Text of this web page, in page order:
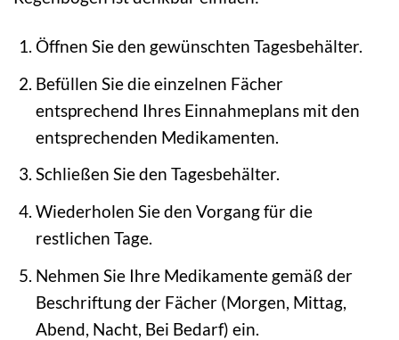
Öffnen Sie den gewünschten Tagesbehälter.
Befüllen Sie die einzelnen Fächer
entsprechend Ihres Einnahmeplans mit den
entsprechenden Medikamenten.
Schließen Sie den Tagesbehälter.
Wiederholen Sie den Vorgang für die
restlichen Tage.
Nehmen Sie Ihre Medikamente gemäß der
Beschriftung der Fächer (Morgen, Mittag,
Abend, Nacht, Bei Bedarf) ein.